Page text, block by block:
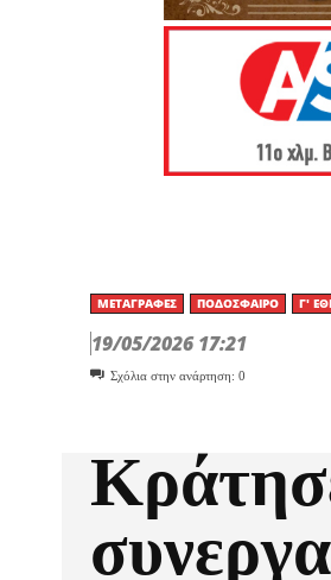
ΜΕΤΑΓΡΑΦΈΣ ΠΟΔΌΣΦΑΙΡΟ Γ'
19/05/2026 17:21
Σχόλια στην ανάρτηση: 0